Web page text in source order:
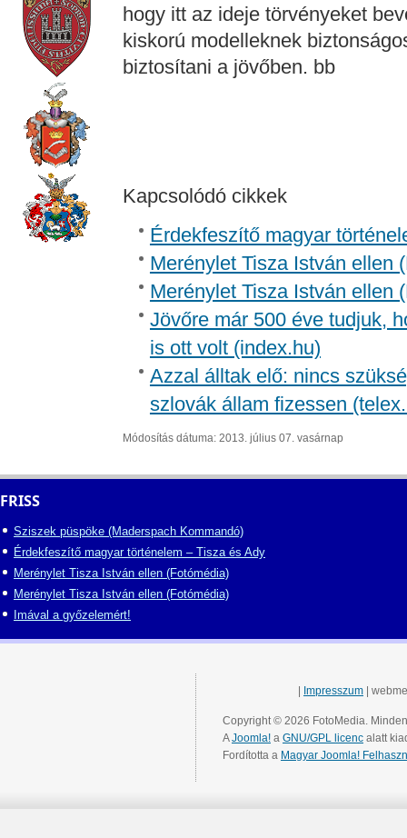
hogy itt az ideje törvényeket
kiskorú modelleknek
biztosítani a jövőben. bb
Kapcsolódó cikkek
Érdekfeszítő magyar
Merénylet Tisza István ellen
Merénylet Tisza István ellen
Jövőre már 500 éve tudjuk,
is ott volt (index.hu)
Azzal álltak elő: nincs
szlovák állam fizessen
Módosítás dátuma: 2013. július 07. vasárnap
FRISS
Sziszek püspöke (Maderspach Kommandó)
Érdekfeszítő magyar történelem – Tisza és Ady
Merénylet Tisza István ellen (Fotómédia)
Merénylet Tisza István ellen (Fotómédia)
Imával a győzelemért!
Impresszum |
Copyright © 2026 FotoMedia.
AJoomla! a GNU/GPL licenc alatt
Fordította a Magyar Joomla!